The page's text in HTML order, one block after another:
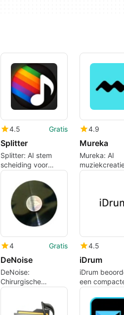
4.5 Gratis
Splitter
Splitter: AI stem
scheiding voor
muziek- en video-
editors
4.9
Mureka
Mureka: AI
4 Gratis
DeNoise
DeNoise:
Chirurgische
ruisverwijdering
voor vinyl- en
bandoverdrachten
4.5
iDrum
iDrum
een
patroon
voor snelle